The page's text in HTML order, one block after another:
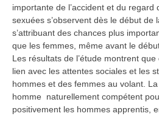
importante de l’accident et du regard
sexuées s’observent dès le début de
s’attribuant des chances plus
que les femmes, même avant le
Les résultats de l’étude montrent
lien avec les attentes sociales et les
hommes et des femmes au volant.
homme naturellement compétent
positivement les hommes apprentis,